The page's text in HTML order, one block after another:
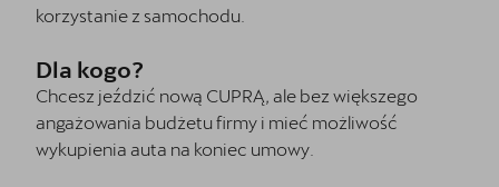
korzystanie z samochodu.
Dla kogo?
Chcesz jeździć nową CUPRĄ, ale bez większego
angażowania budżetu firmy i mieć możliwość
wykupienia auta na koniec umowy.